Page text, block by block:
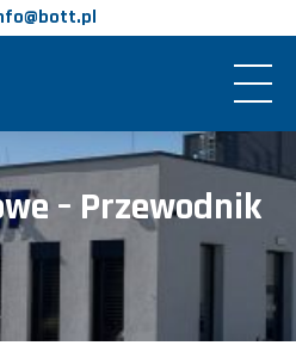
– Przewodnik